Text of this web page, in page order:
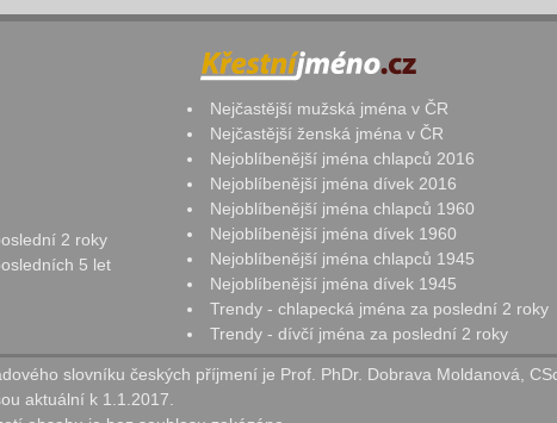
2 roky
5 let
Nejčastější mužská jména v ČR
Nejčastější ženská jména v ČR
Nejoblíbenější jména chlapců 2016
Nejoblíbenější jména dívek 2016
Nejoblíbenější jména chlapců 1960
Nejoblíbenější jména dívek 1960
Nejoblíbenější jména chlapců 1945
Nejoblíbenější jména dívek 1945
Trendy - chlapecká jména za poslední 2 roky
Trendy - dívčí jména za poslední 2 roky
slovníku českých příjmení je Prof. PhDr. Dobrava Moldanová,
aktuální k 1.1.2017.